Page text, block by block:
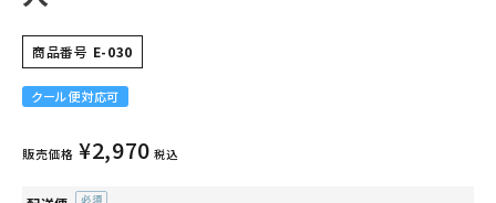
のし（無料 ※内のし不可）
表書き（のし上 ※必要な場合は記入）
商品番号 E-030
クール便対応可
販売価格 ¥2,970 税込